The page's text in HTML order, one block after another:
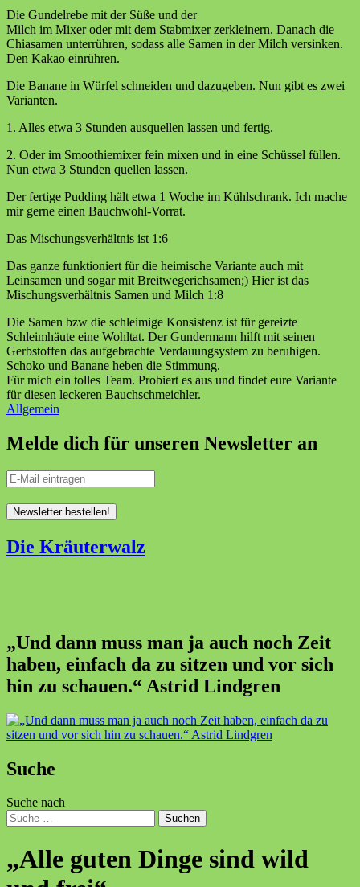
Die Gundelrebe mit der Süße und der
Milch im Mixer oder mit dem Stabmixer zerkleinern. Danach die
Chiasamen unterrühren, sodass alle Samen in der Milch versinken.
Den Kakao einrühren.
Die Banane in Würfel schneiden und dazugeben. Nun gibt es zwei
Varianten.
1. Alles etwa 3 Stunden ausquellen lassen und fertig.
2. Oder im Smoothiemixer fein mixen und in eine Schüssel füllen.
Nun etwa 3 Stunden quellen lassen.
Der fertige Pudding hält etwa 1 Woche im Kühlschrank. Ich mache
mir gerne einen Bauchwohl-Vorrat.
Das Mischungsverhältnis ist 1:6
Das ganze funktioniert für die heimische Variante auch mit
Leinsamen und sogar mit Breitwegerichsamen;) Hier ist das
Mischungsverhältnis Samen und Milch 1:8
Die Samen bzw die schleimige Konsistenz ist für gereizte
Schleimhäute eine Wohltat. Der Gundermann hilft mit seinen
Gerbstoffen das aufgebrachte Verdauungsystem zu beruhigen.
Schoko und Banane heben die Stimmung.
Für mich ein tolles Team. Probiert es aus und findet eure Variante
für diesen leckeren Bauchschmeichler.
Allgemein
Melde dich für unseren Newsletter an
Die Kräuterwalz
„Und dann muss man ja auch noch Zeit
haben, einfach da zu sitzen und vor sich
hin zu schauen.“ Astrid Lindgren
Suche
Suche nach
Suchen
„Alle guten Dinge sind wild